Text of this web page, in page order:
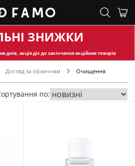
ЗНИЖКИ
днів, акція діє до закінчення акційних товарів
Догляд за обличчям Очищення
по: